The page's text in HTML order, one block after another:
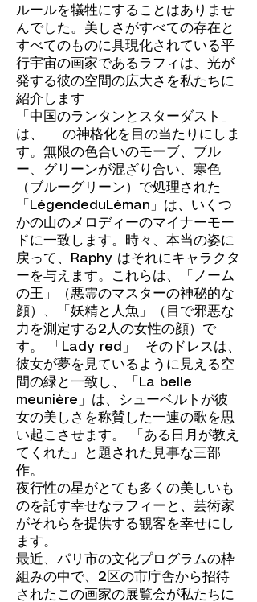
ルールを犠牲にすることはありませ
んでした。美しさがすべての存在と
すべてのものに具現化されている平
行宇宙の画家であるラフィは、光が
発する彼の空間の広大さを私たちに
紹介します
「中国のランタンとスターダスト」
は、 の神格化を目の当たりにしま
す。無限の色合いのモーブ、ブル
ー、グリーンが混ざり合い、寒色
（ブルーグリーン）で処理された
「LégendeduLéman」は、いくつ
かの山のメロディーのマイナーモー
ドに一致します。時々、本当の姿に
戻って、Raphy はそれにキャラクタ
ーを与えます。これらは、「ノーム
の王」（悪霊のマスターの神秘的な
顔）、「妖精と人魚」（目で邪悪な
力を測定する2人の女性の顔）で
す。 「Lady red」 そのドレスは、
彼女が夢を見ているように見える空
間の緑と一致し、「La belle
meunière」は、シューベルトが彼
女の美しさを称賛した一連の歌を思
い起こさせます。 「ある日月が教え
てくれた」と題された見事な三部
作。
夜行性の星がとても多くの美しいも
のを託す幸せなラフィーと、芸術家
がそれらを提供する観客を幸せにし
ます。
最近、パリ市の文化プログラムの枠
組みの中で、2区の市庁舎から招待
されたこの画家の展覧会が私たちに